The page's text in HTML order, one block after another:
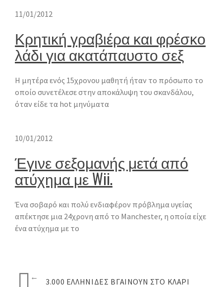
11/01/2012
Κρητική γραβιέρα και φρέσκο
λάδι για ακατάπαυστο σεξ
Η μητέρα ενός 15χρονου μαθητή ήταν το πρόσωπο το
οποίο συνετέλεσε στην αποκάλυψη του σκανδάλου,
όταν είδε τα hot μηνύματα
10/01/2012
Έγινε σεξομανής μετά από
ατύχημα με Wii.
Ένα σοβαρό και πολύ ενδιαφέρον πρόβλημα υγείας
απέκτησε μια 24χρονη από το Manchester, η οποία είχε
ένα ατύχημα με το
← 3.000 ΕΛΛΗΝΊΔΕΣ ΒΓΑΊΝΟΥΝ ΣΤΟ ΚΛΑΡΊ